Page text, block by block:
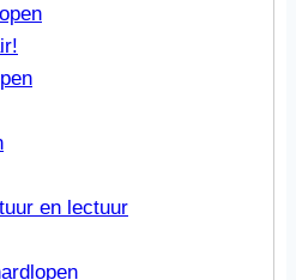
en lectuur